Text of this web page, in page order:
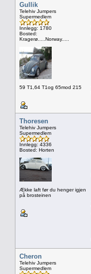
Gullik
Telehiv Jumpers
Supermedlem
Innlegg: 1780
Bosted:
Kragerø.....Norway.....
59 T1,64 T1og 65mod 215
Thoresen
Telehiv Jumpers
Supermedlem
Innlegg: 4336
Bosted: Horten
Ække laft før du henger igjen
på brosteinen
Cheron
Telehiv Jumpers
Supermedlem